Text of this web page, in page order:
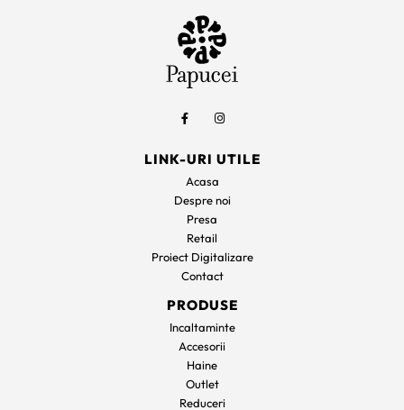
LINK-URI UTILE
Acasa
Despre noi
Presa
Retail
Proiect Digitalizare
Contact
PRODUSE
Incaltaminte
Accesorii
Haine
Outlet
Reduceri